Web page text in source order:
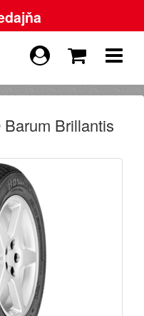
Brillantis